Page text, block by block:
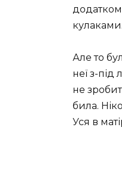
кулаками.
Але то
неї з-
не
била.
Уся в